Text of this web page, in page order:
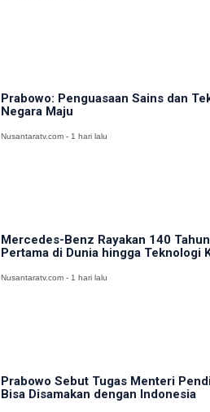
Prabowo: Penguasaan Sains dan
Negara Maju
Nusantaratv.com - 1 hari lalu
Mercedes-Benz Rayakan 140
Pertama di Dunia hingga Teknologi
Nusantaratv.com - 1 hari lalu
Prabowo Sebut Tugas Menteri
Bisa Disamakan dengan Indonesia